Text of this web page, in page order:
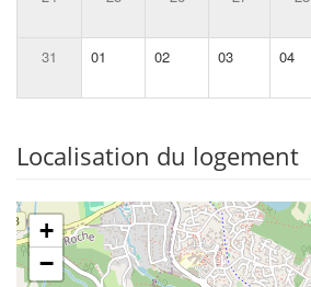
31 01 02 03 04
Localisation du logement
+
−